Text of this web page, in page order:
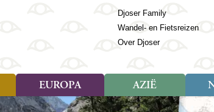
Djoser Family
Wandel- en Fietsreizen
Over Djoser
EUROPA
Soort reizen Landen
AZIË
Soort reizen